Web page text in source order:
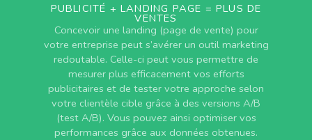
PUBLICITÉ + LANDING PAGE = PLUS DE
VENTES
Concevoir une landing (page de vente) pour
votre entreprise peut s’avérer un outil marketing
redoutable. Celle-ci peut vous permettre de
mesurer plus efficacement vos efforts
publicitaires et de tester votre approche selon
votre clientèle cible grâce à des versions A/B
(test A/B). Vous pouvez ainsi optimiser vos
performances grâce aux données obtenues.